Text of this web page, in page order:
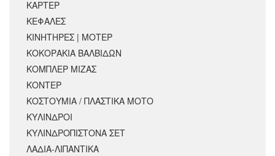
ΚΑΡΤΕΡ
ΚΕΦΑΛΕΣ
ΚΙΝΗΤΗΡΕΣ | ΜΟΤΕΡ
ΚΟΚΟΡΑΚΙΑ ΒΑΛΒΙΔΩΝ
ΚΟΜΠΛΕΡ ΜΙΖΑΣ
ΚΟΝΤΕΡ
ΚΟΣΤΟΥΜΙΑ / ΠΛΑΣΤΙΚΑ ΜΟΤΟ
ΚΥΛΙΝΔΡΟΙ
ΚΥΛΙΝΔΡΟΠΙΣΤΟΝΑ ΣΕΤ
ΛΑΔΙΑ-ΛΙΠΑΝΤΙΚΑ